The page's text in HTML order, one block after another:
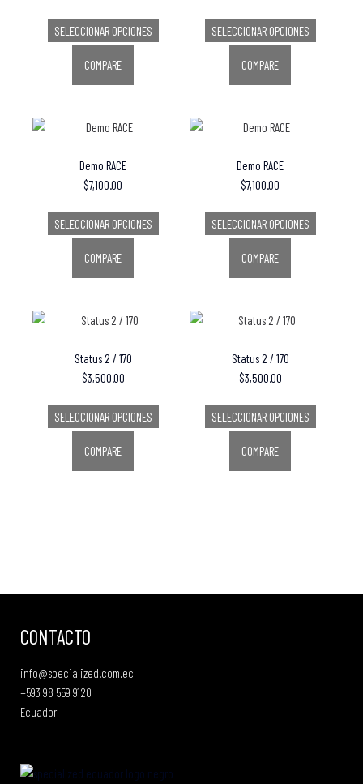
SELECCIONAR OPCIONES
COMPARE
SELECCIONAR OPCIONES
COMPARE
Demo RACE
$7,100.00
SELECCIONAR OPCIONES
COMPARE
Demo RACE
$7,100.00
SELECCIONAR OPCIONES
COMPARE
Status 2 / 170
$3,500.00
SELECCIONAR OPCIONES
COMPARE
Status 2 / 170
$3,500.00
SELECCIONAR OPCIONES
COMPARE
CONTACTO
info@specialized.com.ec
+593 98 559 9120
Ecuador